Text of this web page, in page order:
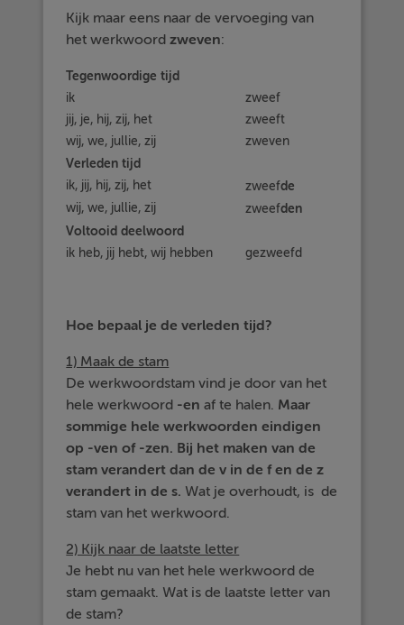
Kijk maar eens naar de vervoeging van
het werkwoordzweven:
Tegenwoordige tijd
ik
zweef
jij, je, hij, zij, het
zweeft
wij, we, jullie, zij
zweven
Verleden tijd
ik, jij, hij, zij, het zweefde
wij, we, jullie, zij zweefden
Voltooid deelwoord
ik heb, jij hebt, wij hebben gezweefd
Hoe bepaal je de verleden tijd?
1) Maak de stam
De werkwoordstam vind je door van het
hele werkwoord -en af te halen. Maar
sommige hele werkwoorden eindigen
op -ven of -zen. Bij het maken van de
stam verandert dan de v in de f en de z
verandert in de s. Wat je overhoudt, is de
stam van het werkwoord.
2) Kijk naar de laatste letter
Je hebt nu van het hele werkwoord de
stam gemaakt. Wat is de laatste letter van
de stam?